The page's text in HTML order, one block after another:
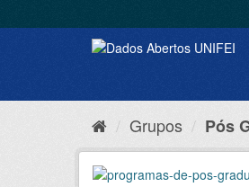
Grupos Pós